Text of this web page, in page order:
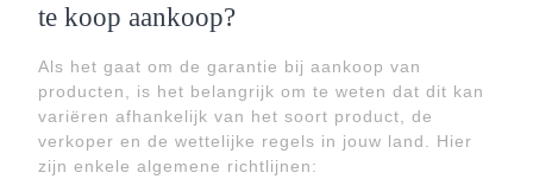
te koop aankoop?
Als het gaat om de garantie bij aankoop van
producten, is het belangrijk om te weten dat dit kan
variëren afhankelijk van het soort product, de
verkoper en de wettelijke regels in jouw land. Hier
zijn enkele algemene richtlijnen: